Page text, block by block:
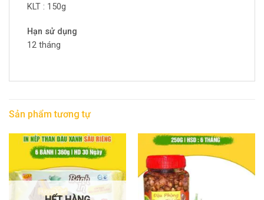
KLT : 150g
Hạn sử dụng
12 tháng
Sản phẩm tương tự